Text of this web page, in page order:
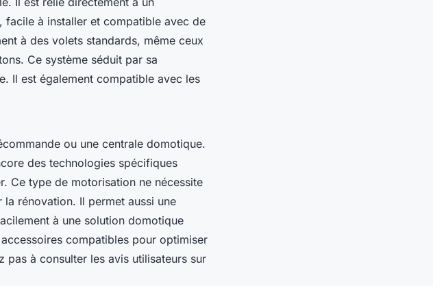
à installer et compatible avec de
à des volets standards, même ceux
Ce système séduit par sa
Il est également compatible avec les
ou une centrale domotique.
des technologies spécifiques
Ce type de motorisation ne nécessite
rénovation. Il permet aussi une
à une solution domotique
compatibles pour optimiser
pas à consulter les avis utilisateurs sur